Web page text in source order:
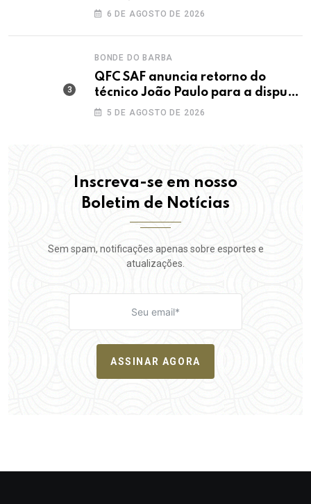
maior IDEB da história dos anos
6 DE AGOSTO DE 2026
BONDE DO BARBA
QFC SAF anuncia retorno do
técnico João Paulo para a disputa
da elite do Campeonato Potiguar
5 DE AGOSTO DE 2026
Inscreva-se em nosso
Boletim de Notícias
Sem spam, notificações apenas sobre esportes e
atualizações.
ASSINAR AGORA